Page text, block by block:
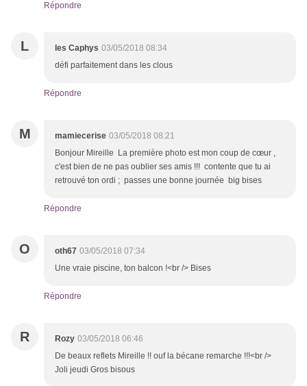
Répondre
L les Caphys 03/05/2018 08:34
défi parfaitement dans les clous
Répondre
M mamiecerise 03/05/2018 08:21
Bonjour Mireille La première photo est mon coup de cœur ,
c'est bien de ne pas oublier ses amis !!! contente que tu ai
retrouvé ton ordi ; passes une bonne journée big bises
Répondre
O oth67 03/05/2018 07:34
Une vraie piscine, ton balcon !<br /> Bises
Répondre
R Rozy 03/05/2018 06:46
De beaux reflets Mireille !! ouf la bécane remarche !!!<br />
Joli jeudi Gros bisous